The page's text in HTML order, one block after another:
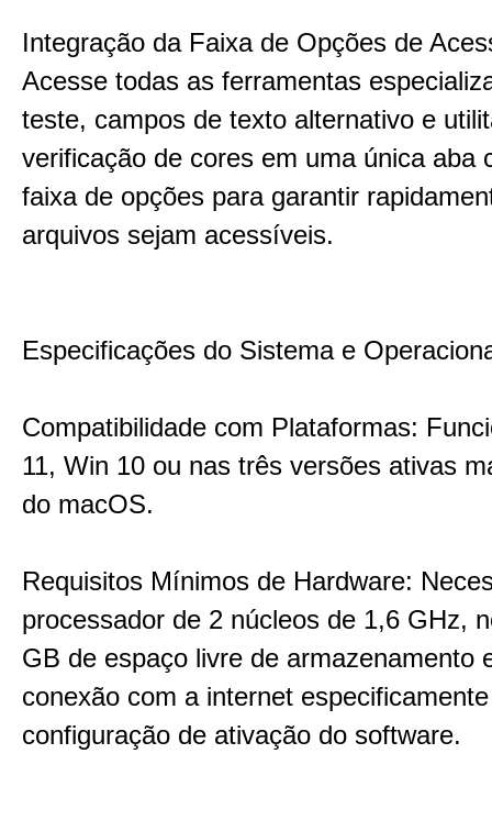
Integração da Faixa de Opções de
Acesse todas as ferramentas
teste, campos de texto alternativo e
verificação de cores em uma única aba
faixa de opções para garantir
arquivos sejam acessíveis.
Especificações do Sistema e
Compatibilidade com Plataformas:
11, Win 10 ou nas três versões ativas
do macOS.
Requisitos Mínimos de Hardware:
processador de 2 núcleos de 1,6 GHz,
GB de espaço livre de armazenamento
conexão com a internet
configuração de ativação do software.